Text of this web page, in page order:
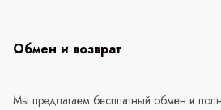
Обмен и возврат
Мы предлагаем бесплатный обмен и